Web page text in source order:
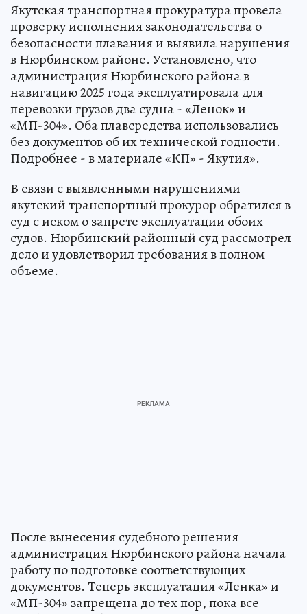
Якутская транспортная прокуратура провела
проверку исполнения законодательства о
безопасности плавания и выявила нарушения
в Нюрбинском районе. Установлено, что
администрация Нюрбинского района в
навигацию 2025 года эксплуатировала для
перевозки грузов два судна - «Ленок» и
«МП-304». Оба плавсредства использовались
без документов об их технической годности.
Подробнее - в материале «КП» - Якутия».
В связи с выявленными нарушениями
якутский транспортный прокурор обратился в
суд с иском о запрете эксплуатации обоих
судов. Нюрбинский районный суд рассмотрел
дело и удовлетворил требования в полном
объеме.
После вынесения судебного решения
администрация Нюрбинского района начала
работу по подготовке соответствующих
документов. Теперь эксплуатация «Ленка» и
«МП-304» запрещена до тех пор, пока все